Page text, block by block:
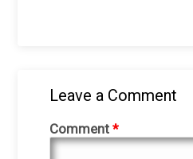
Leave a Comment
Comment*